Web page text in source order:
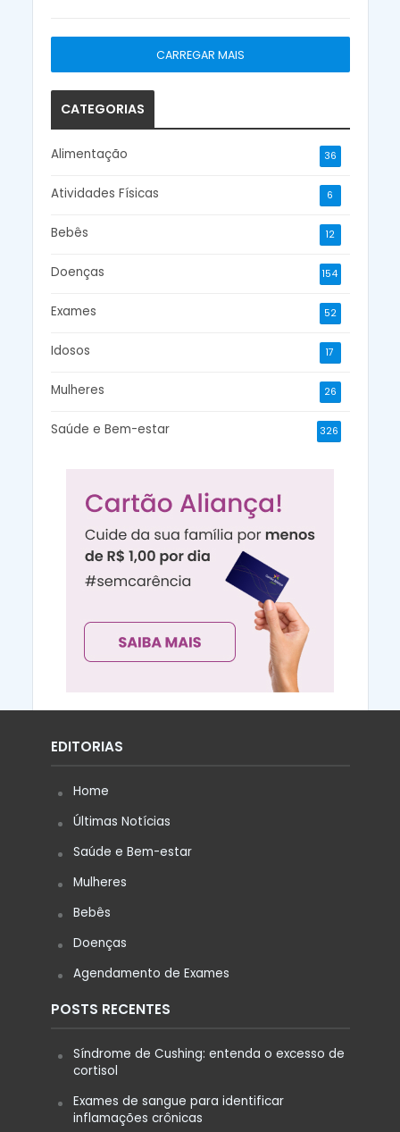
CARREGAR MAIS
CATEGORIAS
Alimentação 36
Atividades Físicas 6
Bebês 12
Doenças 154
Exames 52
Idosos 17
Mulheres 26
Saúde e Bem-estar 326
EDITORIAS
Home
Últimas Notícias
Saúde e Bem-estar
Mulheres
Bebês
Doenças
Agendamento de Exames
POSTS RECENTES
Síndrome de Cushing: entenda o excesso de
cortisol
Exames de sangue para identificar
inflamações crônicas